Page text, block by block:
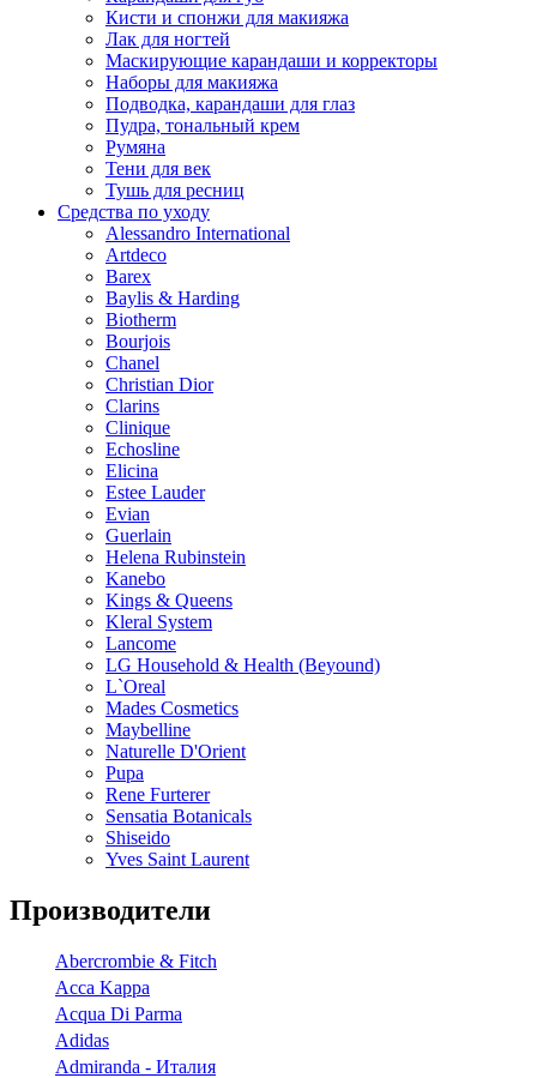
Кисти и спонжи для макияжа
Лак для ногтей
Маскирующие карандаши и корректоры
Наборы для макияжа
Подводка, карандаши для глаз
Пудра, тональный крем
Румяна
Тени для век
Тушь для ресниц
Средства по уходу
Alessandro International
Artdeco
Barex
Baylis & Harding
Biotherm
Bourjois
Chanel
Christian Dior
Clarins
Clinique
Echosline
Elicina
Estee Lauder
Evian
Guerlain
Helena Rubinstein
Kanebo
Kings & Queens
Kleral System
Lancome
LG Household & Health (Beyound)
L`Oreal
Mades Cosmetics
Maybelline
Naturelle D'Orient
Pupa
Rene Furterer
Sensatia Botanicals
Shiseido
Yves Saint Laurent
Производители
Abercrombie & Fitch
Acca Kappa
Acqua Di Parma
Adidas
Admiranda - Италия